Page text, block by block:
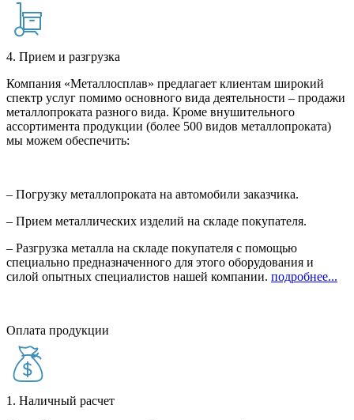
4. Прием и разгрузка
Компания «Металлосплав» предлагает клиентам широкий
спектр услуг помимо основного вида деятельности – продажи
металлопроката разного вида. Кроме внушительного
ассортимента продукции (более 500 видов металлопроката)
мы можем обеспечить:
– Погрузку металлопроката на автомобили заказчика.
– Прием металлических изделий на складе покупателя.
– Разгрузка металла на складе покупателя с помощью
специально предназначенного для этого оборудования и
силой опытных специалистов нашей компании. подробнее...
Оплата продукции
1. Наличный расчет